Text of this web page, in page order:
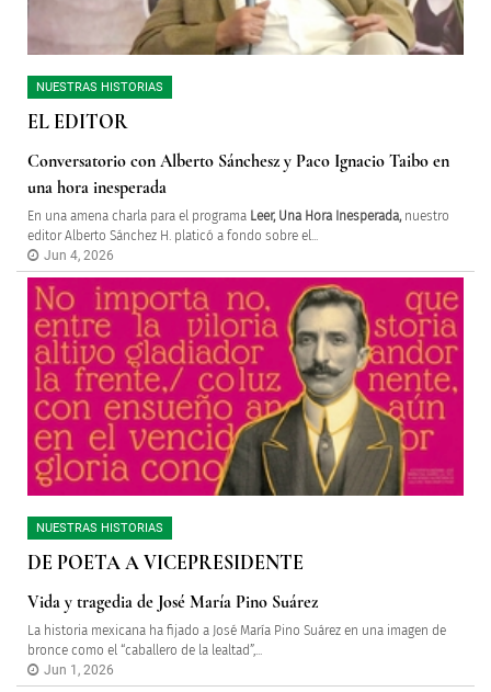
NUESTRAS HISTORIAS
EL EDITOR
Conversatorio con Alberto Sánchesz y Paco Ignacio Taibo en
una hora inesperada
En una amena charla para el programa Leer, Una Hora Inesperada,nuestro
editor Alberto Sánchez H. platicó a fondo sobre el...
Jun 4, 2026
NUESTRAS HISTORIAS
DE POETA A VICEPRESIDENTE
Vida y tragedia de José María Pino Suárez
La historia mexicana ha fijado a José María Pino Suárez en una imagen de
bronce como el “caballero de la lealtad”,...
Jun 1, 2026